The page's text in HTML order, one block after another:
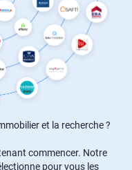
et la recherche ?
commencer. Notre
pour vous les